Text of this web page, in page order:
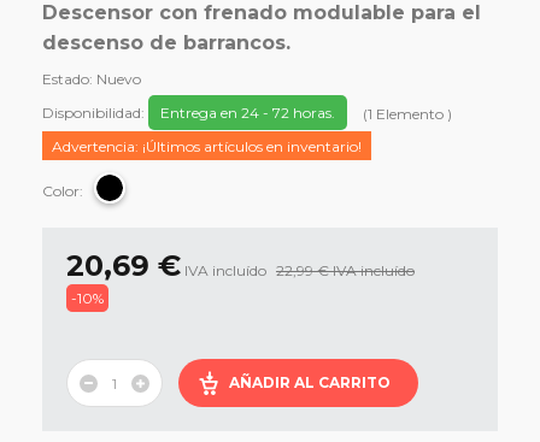
Descensor con frenado modulable para el
descenso de barrancos.
Estado: Nuevo
Disponibilidad:
Entrega en 24 - 72 horas. (1 Elemento )
Advertencia: ¡Últimos artículos en inventario!
Color:
20,69 € IVA incluído 22,99 €IVA incluído
-10%
AÑADIR AL CARRITO